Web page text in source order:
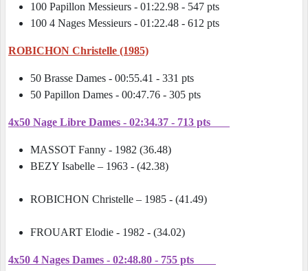
100 Papillon Messieurs - 01:22.98 - 547 pts
100 4 Nages Messieurs - 01:22.48 - 612 pts
ROBICHON Christelle (1985)
50 Brasse Dames - 00:55.41 - 331 pts
50 Papillon Dames - 00:47.76 - 305 pts
4x50 Nage Libre Dames - 02:34.37 - 713 pts
MASSOT Fanny - 1982 (36.48)
BEZY Isabelle – 1963 - (42.38)
ROBICHON Christelle – 1985 - (41.49)
FROUART Elodie - 1982 - (34.02)
4x50 4 Nages Dames - 02:48.80 - 755 pts